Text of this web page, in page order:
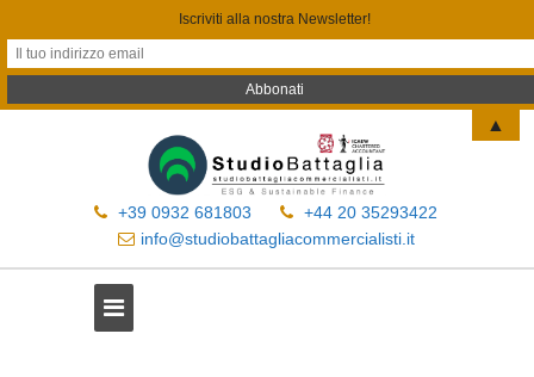
+39 0932 681803
+44 20 35293422
info@studiobattagliacommercialisti.it
Iscriviti alla nostra Newsletter!
▲